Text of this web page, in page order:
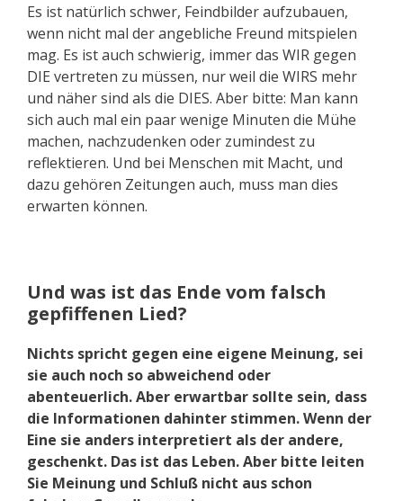
Es ist natürlich schwer, Feindbilder aufzubauen,
wenn nicht mal der angebliche Freund mitspielen
mag. Es ist auch schwierig, immer das WIR gegen
DIE vertreten zu müssen, nur weil die WIRS mehr
und näher sind als die DIES. Aber bitte: Man kann
sich auch mal ein paar wenige Minuten die Mühe
machen, nachzudenken oder zumindest zu
reflektieren. Und bei Menschen mit Macht, und
dazu gehören Zeitungen auch, muss man dies
erwarten können.
Und was ist das Ende vom falsch
gepfiffenen Lied?
Nichts spricht gegen eine eigene Meinung, sei
sie auch noch so abweichend oder
abenteuerlich. Aber erwartbar sollte sein, dass
die Informationen dahinter stimmen. Wenn der
Eine sie anders interpretiert als der andere,
geschenkt. Das ist das Leben. Aber bitte leiten
Sie Meinung und Schluß nicht aus schon